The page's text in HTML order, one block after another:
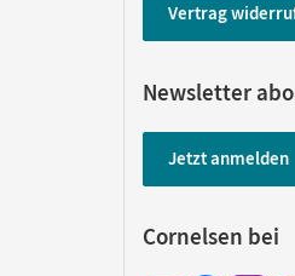
Vertrag
Newsletter
Jetzt anmelden
Cornelsen bei